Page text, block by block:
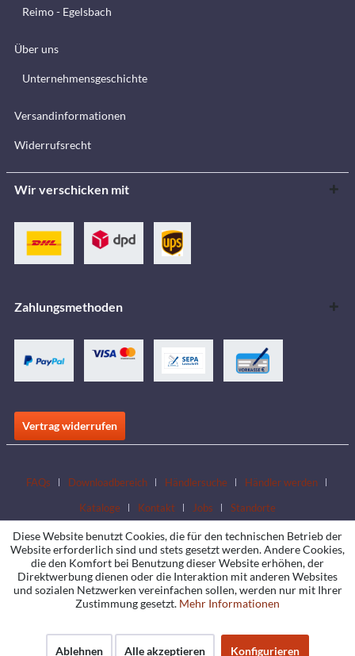
Reimo - Egelsbach
Über uns
Unternehmensgeschichte
Versandinformationen
Widerrufsrecht
Wir verschicken mit
Zahlungsmethoden
Vertrag widerrufen
FAQs Downloadbereich Händlersuche
Händler werden
Kataloge
Kontakt Jobs Standorte
Diese Website benutzt Cookies, die für den technischen Betrieb der
Website erforderlich sind und stets gesetzt werden. Andere Cookies,
die den Komfort bei Benutzung dieser Website erhöhen, der
Direktwerbung dienen oder die Interaktion mit anderen Websites
und sozialen Netzwerken vereinfachen sollen, werden nur mit Ihrer
Zustimmung gesetzt. Mehr Informationen
Ablehnen Alle akzeptieren Konfigurieren